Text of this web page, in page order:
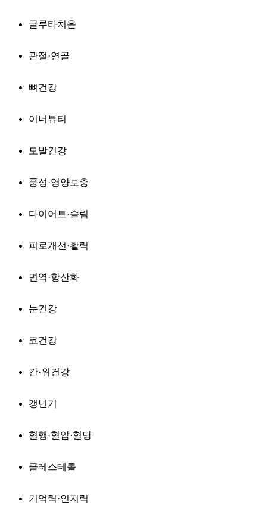
글루타치온
관절·연골
뼈건강
이너뷰티
모발건강
풍성·영양보충
다이어트·슬림
피로개선·활력
면역·항산화
눈건강
코건강
간·위건강
갱년기
혈행·혈압·혈당
콜레스테롤
기억력·인지력